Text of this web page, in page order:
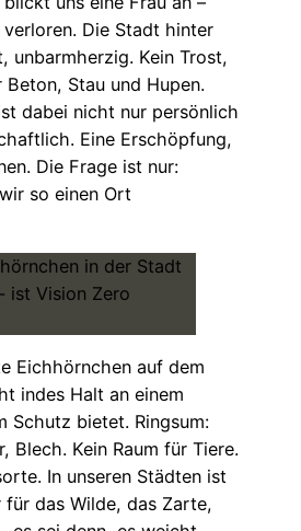
Die Stadt hinter
unbarmherzig. Kein Trost,
Beton, Stau und Hupen.
dabei nicht nur persönlich
Eine Erschöpfung,
Die Frage ist nur:
so einen Ort
Eichhörnchen auf dem
indes Halt an einem
Schutz bietet. Ringsum:
Blech. Kein Raum für Tiere.
In unseren Städten ist
für das Wilde, das Zarte,